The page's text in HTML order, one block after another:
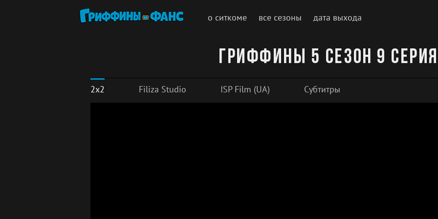
о ситкоме все сезоны дата выхода
Гриффины 5 сезон 9 серия
2x2 Filiza Studio ISP Film (UA) Субтитры